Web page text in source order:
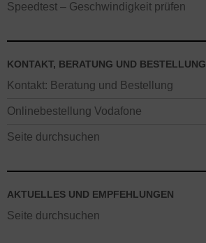
Speedtest – Geschwindigkeit prüfen
KONTAKT, BERATUNG UND BESTELLUNG
Kontakt: Beratung und Bestellung
Onlinebestellung Vodafone
Seite durchsuchen
AKTUELLES UND EMPFEHLUNGEN
Seite durchsuchen